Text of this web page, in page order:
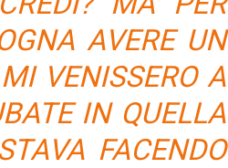
AVERE UN
VENISSERO A
IN QUELLA
FACENDO